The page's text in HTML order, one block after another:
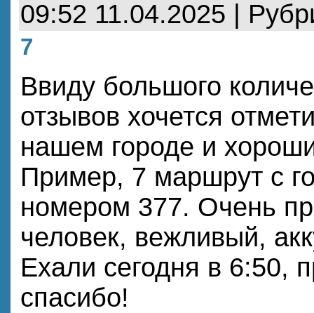
09:52 11.04.2025 |
7
Ввиду большого
отзывов хочется
нашем городе и
Пример, 7 маршрут с
номером 377. Очень
человек, вежливый,
Ехали сегодня в 6:50,
спасибо!